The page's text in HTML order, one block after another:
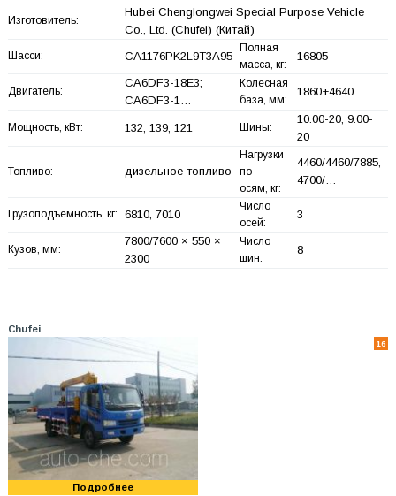
Изготовитель:
Hubei Chenglongwei Special Purpose Vehicle
Co., Ltd. (Chufei) (Китай)
Шасси: CA1176PK2L9T3A95
Полная
масса, кг:
16805
Двигатель:
CA6DF3-18E3;
CA6DF3-1…
Колесная
база, мм:
1860+4640
Мощность, кВт: 132; 139; 121 Шины:
10.00-20, 9.00-
20
Топливо: дизельное топливо
Нагрузки
по
осям, кг:
4460/4460/7885,
4700/…
Грузоподъемность, кг: 6810, 7010
Число
осей:
3
Кузов, мм:
7800/7600 × 550 ×
2300
Число
шин:
8
Chufei
16
Подробнее